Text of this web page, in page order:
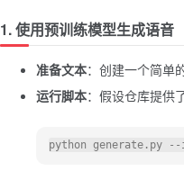
1. 使用预训练模型生成语音
准备文本：创建一个简单
运行脚本：假设仓库提供
python generate.py